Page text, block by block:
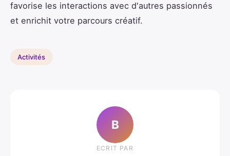
favorise les interactions avec d'autres passionnés
et enrichit votre parcours créatif.
Activités
B
ECRIT PAR